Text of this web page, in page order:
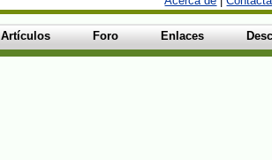
Artículos Foro Enlaces